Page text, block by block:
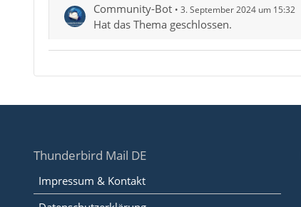
Community-Bot 3. September 2024 um 15:32
Hat das Thema geschlossen.
Thunderbird Mail DE
Impressum & Kontakt